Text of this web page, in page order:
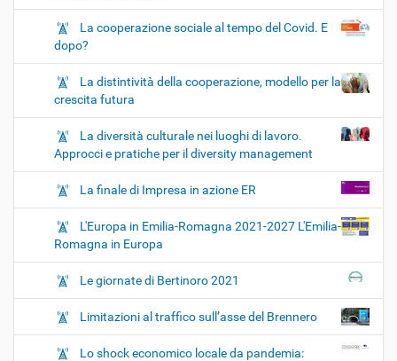
La cooperazione sociale al tempo del Covid. E
dopo?
La distintività della cooperazione, modello per la
crescita futura
La diversità culturale nei luoghi di lavoro.
Approcci e pratiche per il diversity management
La finale di Impresa in azione ER
L'Europa in Emilia-Romagna 2021-2027 L'Emilia-
Romagna in Europa
Le giornate di Bertinoro 2021
Limitazioni al traffico sull’asse del Brennero
Lo shock economico locale da pandemia: